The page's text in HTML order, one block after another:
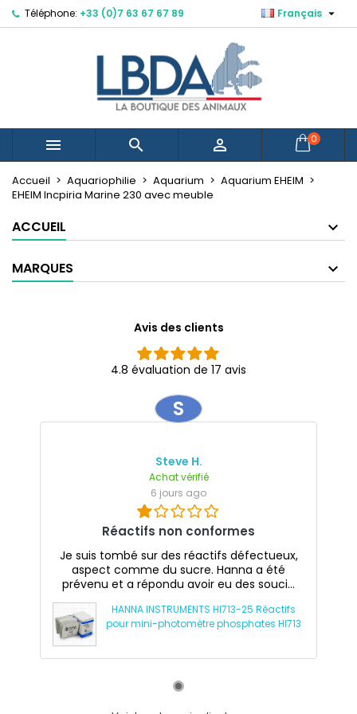
Téléphone: +33 (0)7 63 67 67 89 Français 
   0
Accueil Aquariophilie Aquarium
Aquarium EHEIM
EHEIM Incpiria Marine 230 avec meuble
ACCUEIL
MARQUES
Avis des clients
4.8 évaluation de 17 avis
S
Steve H.
Achat vérifié
6 jours ago
Réactifs non conformes
Je suis tombé sur des réactifs défectueux,
aspect comme du sucre. Hanna a été
prévenu et a répondu avoir eu des souci...
HANNA INSTRUMENTS HI713-25 Réactifs
pour mini-photomètre phosphates HI713
Mes listes d'envies ×
Créer une nouvelle liste
Créer une liste d'envies ×
Nom de la liste d'envies
Annuler Créer une liste d'envies
Connexion ×
Vous devez être connecté pour ajouter des produits
à votre liste d'envies.
Annuler Connexion